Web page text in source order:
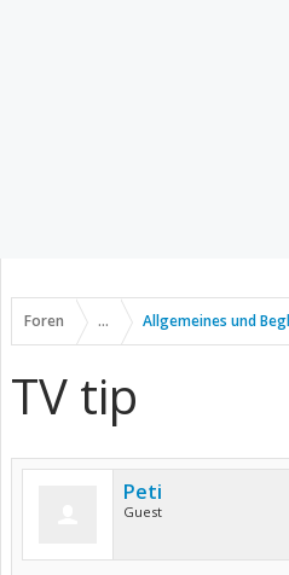
Foren ... Allgemeines und
TV tip
Peti
Guest